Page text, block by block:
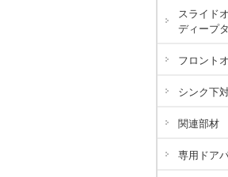
スライド
ディープ
フロント
シンク下
関連部材
専用ドア